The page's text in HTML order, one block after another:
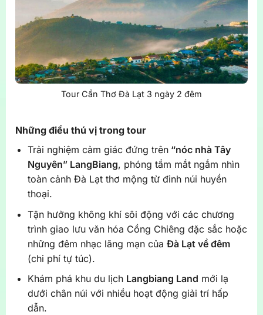
Tour Cần Thơ Đà Lạt 3 ngày 2 đêm
Những điều thú vị trong tour
Trải nghiệm cảm giác đứng trên“nóc nhà Tây
Nguyên” LangBiang, phóng tầm mắt ngắm nhìn
toàn cảnh Đà Lạt thơ mộng từ đỉnh núi huyền
thoại.
Tận hưởng không khí sôi động với các chương
trình giao lưu văn hóa Cồng Chiêng đặc sắc hoặc
những đêm nhạc lãng mạn của Đà Lạt về đêm
(chi phí tự túc).
Khám phá khu du lịch Langbiang Land mới lạ
dưới chân núi với nhiều hoạt động giải trí hấp
dẫn.